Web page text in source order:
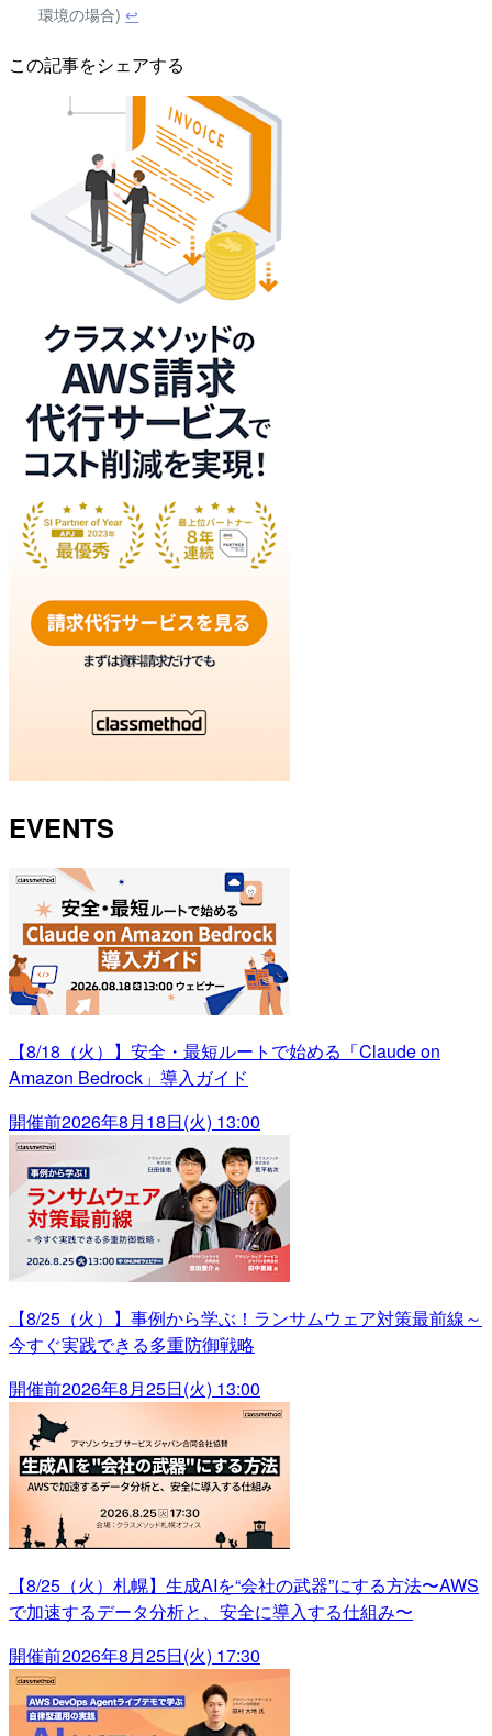
環境の場合)↩
この記事をシェアする
EVENTS
【8/18（火）】安全・最短ルートで始める「Claude on
Amazon Bedrock」導入ガイド
開催前2026年8月18日(火) 13:00
【8/25（火）】事例から学ぶ！ランサムウェア対策最前線～
今すぐ実践できる多重防御戦略
開催前2026年8月25日(火) 13:00
【8/25（火）札幌】生成AIを“会社の武器”にする方法〜AWS
で加速するデータ分析と、安全に導入する仕組み〜
開催前2026年8月25日(火) 17:30